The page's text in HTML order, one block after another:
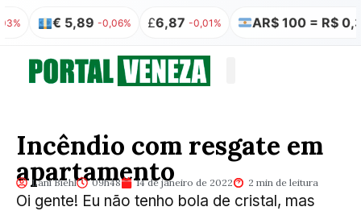
€ 5,89 -0,06% £6,87 -0,01% AR$ 100 = R$ 0,32
Incêndio com resgate em
apartamento
Lani Biehl 09h48 14 de janeiro de 2022 2 min de leitura
Oi gente! Eu não tenho bola de cristal, mas